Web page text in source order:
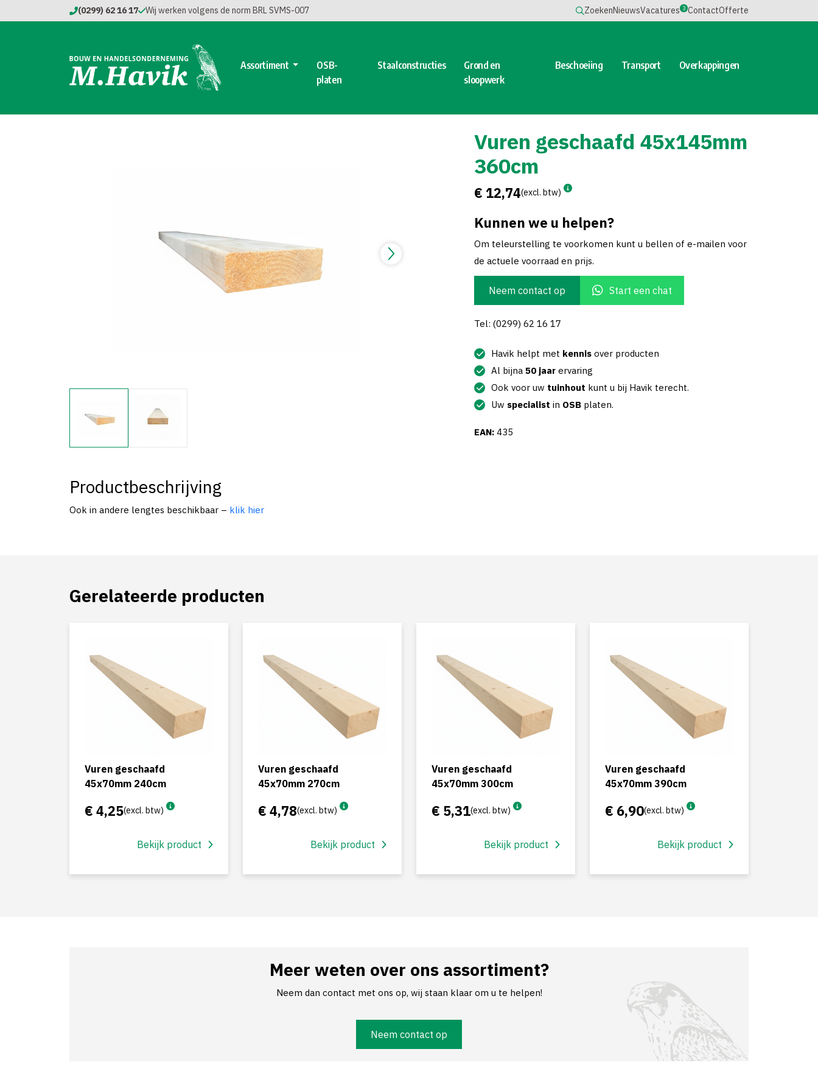
(0299) 62 16 17 Wij werken volgens de norm BRL SVMS-007 ZoekenNieuwsVacatures 3 ContactOfferte
Assortiment
OSB-
platen
Staalconstructies
Grond en
sloopwerk
Beschoeiing Transport Overkappingen
Vuren geschaafd 45x145mm
360cm
€ 12,74(excl. btw)
Kunnen we u helpen?
Om teleurstelling te voorkomen kunt u bellen of e-mailen voor
de actuele voorraad en prijs.
Neem contact op Start een chat
Tel: (0299) 62 16 17
Havik helpt met kennis over producten
Al bijna 50 jaar ervaring
Ook voor uw tuinhout kunt u bij Havik terecht.
Uw specialist in OSB platen.
EAN: 435
Productbeschrijving
Ook in andere lengtes beschikbaar – klik hier
Gerelateerde producten
Vuren geschaafd
45x70mm 240cm
€ 4,25(excl. btw)
Bekijk product
Vuren geschaafd
45x70mm 270cm
€ 4,78(excl. btw)
Bekijk product
Vuren geschaafd
45x70mm 300cm
€ 5,31(excl. btw)
Bekijk product
Vuren geschaafd
45x70mm 390cm
€ 6,90(excl. btw)
Bekijk product
Meer weten over ons assortiment?
Neem dan contact met ons op, wij staan klaar om u te helpen!
Neem contact op